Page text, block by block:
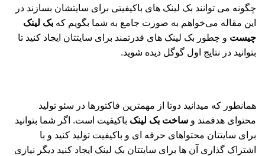
چگونه می توانند بک لینک های باکیفیتی برای سایتشان بسازند در
این مقاله می‌خواهم به صورت جامع به شما بگویم که بک لینک
چیست و چطور بک لینک های قدرتمند برای سایتتان ایجاد کنید تا
بتوانید در نتایج اول گوگل دیده شوید.
همانطور که میدانید دوتا از مهمترین فاکتورها در سئو تولید
محتوای هدفمند و ساخت بک لینک باکیفیت است. اگر شما بتوانید
برای سایتتان محتواهای حرفه ای و باکیفیت تولید کنید و با
اشتراک گذاری آن ها برای سایتتان بک لینک ایجاد کنید دیگر نیازی